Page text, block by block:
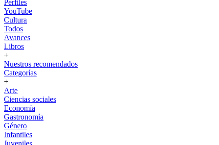
Perfiles
YouTube
Cultura
Todos
Avances
Libros
+
Nuestros recomendados
Categorías
+
Arte
Ciencias sociales
Economía
Gastronomía
Género
Infantiles
Juveniles